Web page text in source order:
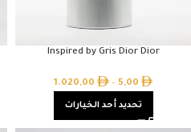
Inspired by Gris Dior Dior
5,00
–
1.020,00
تحديد أحد الخيارات